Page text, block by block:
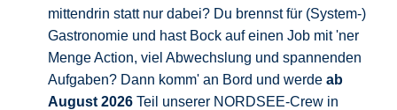
mittendrin statt nur dabei? Du brennst für (System-)
Gastronomie und hast Bock auf einen Job mit 'ner
Menge Action, viel Abwechslung und spannenden
Aufgaben? Dann komm' an Bord und werde ab
August 2026 Teil unserer NORDSEE-Crew in